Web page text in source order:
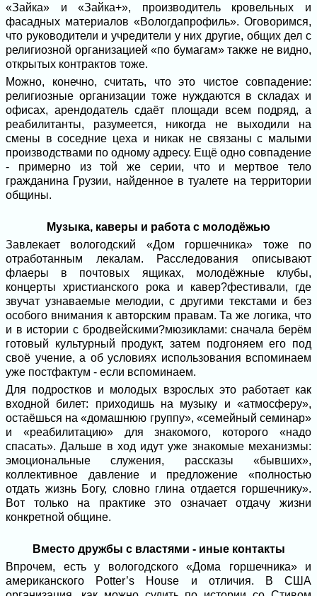
«Зайка» и «Зайка+», производитель кровельных и
фасадных материалов «Вологдапрофиль». Оговоримся,
что руководители и учредители у них другие, общих дел с
религиозной организацией «по бумагам» также не видно,
открытых контрактов тоже.
Можно, конечно, считать, что это чистое совпадение:
религиозные организации тоже нуждаются в складах и
офисах, арендодатель сдаёт площади всем подряд, а
реабилитанты, разумеется, никогда не выходили на
смены в соседние цеха и никак не связаны с малыми
производствами по одному адресу. Ещё одно совпадение
- примерно из той же серии, что и мертвое тело
гражданина Грузии, найденное в туалете на территории
общины.
Музыка, каверы и работа с молодёжью
Завлекает вологодский «Дом горшечника» тоже по
отработанным лекалам. Расследования описывают
флаеры в почтовых ящиках, молодёжные клубы,
концерты христианского рока и кавер?фестивали, где
звучат узнаваемые мелодии, с другими текстами и без
особого внимания к авторским правам. Та же логика, что
и в истории с бродвейскими?мюзиклами: сначала берём
готовый культурный продукт, затем подгоняем его под
своё учение, а об условиях использования вспоминаем
уже постфактум - если вспоминаем.
Для подростков и молодых взрослых это работает как
входной билет: приходишь на музыку и «атмосферу»,
остаёшься на «домашнюю группу», «семейный семинар»
и «реабилитацию» для знакомого, которого «надо
спасать». Дальше в ход идут уже знакомые механизмы:
эмоциональные служения, рассказы «бывших»,
коллективное давление и предложение «полностью
отдать жизнь Богу, словно глина отдается горшечнику».
Вот только на практике это означает отдачу жизни
конкретной общине.
Вместо дружбы с властями - иные контакты
Впрочем, есть у вологодского «Дома горшечника» и
американского Potter’s House и отличия. В США